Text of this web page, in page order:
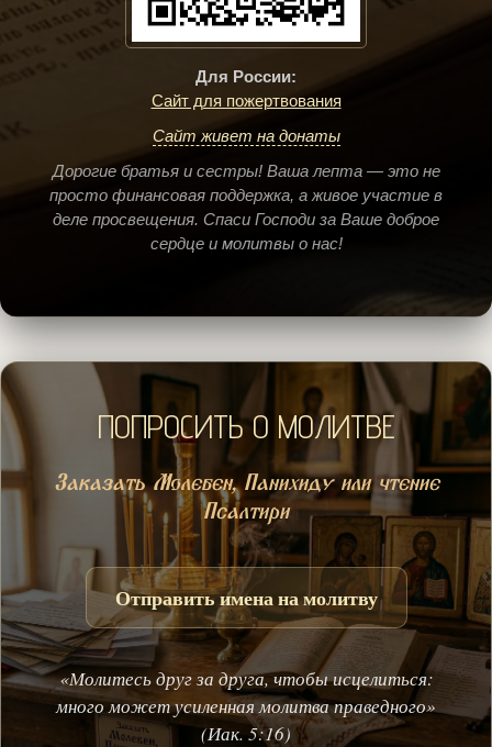
Для России:
Сайт для пожертвования
Сайт живет на донаты
Дорогие братья и сестры! Ваша лепта — это не
просто финансовая поддержка, а живое участие в
деле просвещения. Спаси Господи за Ваше доброе
сердце и молитвы о нас!
ПОПРОСИТЬ О МОЛИТВЕ
Заказать Молебен, Панихиду или чтение
Псалтири
Отправить имена на молитву
«Молитесь друг за друга, чтобы исцелиться:
много может усиленная молитва праведного»
(Иак. 5:16)